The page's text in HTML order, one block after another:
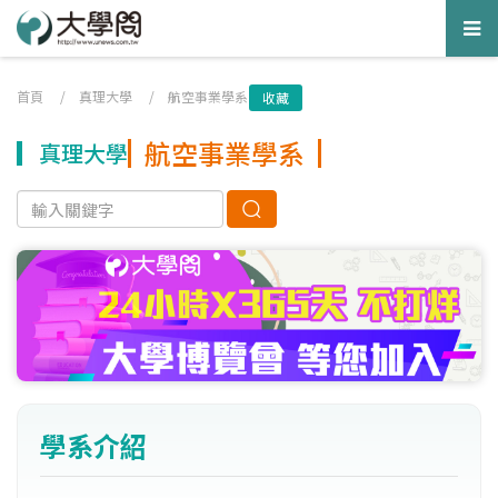
首頁 / 真理大學 / 航空事業學系 收藏
真理大學 航空事業學系
學系介紹